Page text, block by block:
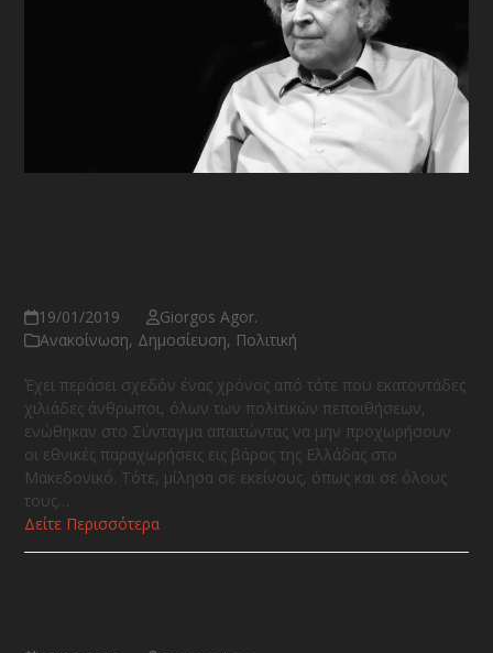
19/01/2019
Giorgos Agor.
Ανακοίνωση, Δημοσίευση, Πολιτική
Έχει περάσει σχεδόν ένας χρόνος από τότε που εκατοντάδες
χιλιάδες άνθρωποι, όλων των πολιτικών πεποιθήσεων,
ενώθηκαν στο Σύνταγμα απαιτώντας να μην προχωρήσουν
οι εθνικές παραχωρήσεις εις βάρος της Ελλάδας στο
Μακεδονικό. Τότε, μίλησα σε εκείνους, όπως και σε όλους
τους…
Δείτε Περισσότερα